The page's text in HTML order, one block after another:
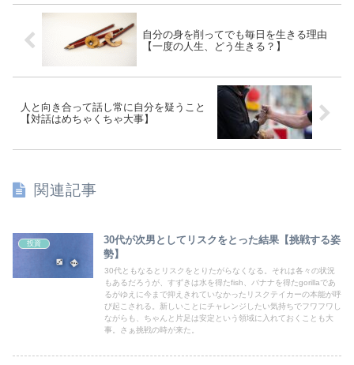
自分の身を削ってでも毎日を生きる理由
【一度の人生、どう生きる？】
人と向き合って話し常に自分を疑うこと
【対話はめちゃくちゃ大事】
関連記事
投資
30代が次男としてリスクをとった結果【挑戦する姿
勢】
30代ともなるとリスクをとりたがらなくなる。それは各々の状況
もあるだろうが、すずきは水を得たfish、バナナを得たgorillaであ
るがゆえに今まで抑えきれていなかったリスクテイカーの本能が呼
び起こされる。新しいことにチャレンジしたい気持ちでフワフワし
ながらも、ちゃんと片足は安定という領域に入れておくことも大
事。さぁ挑戦の時が来た。